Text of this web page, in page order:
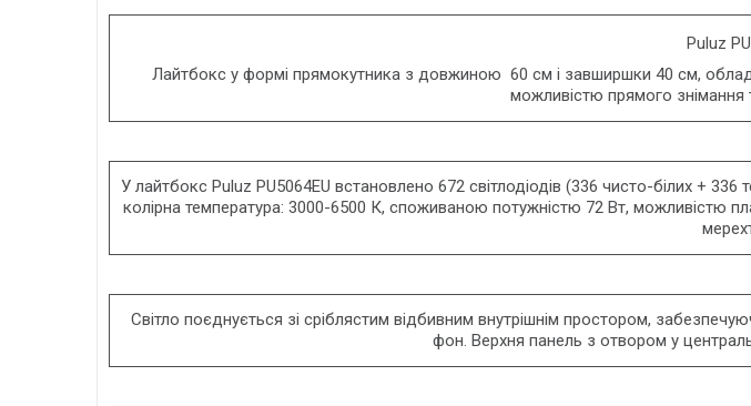
Puluz
Лайтбокс у формі прямокутника з довжиною 60 см і завширшки 40 см,
можливістю прямого знімання
У лайтбокс Puluz PU5064EU встановлено 672 світлодіодів (336 чисто-білих +
колірна температура: 3000-6500 К, споживаною потужністю 72 Вт, можливістю
Світло поєднується зі сріблястим відбивним внутрішнім простором,
фон. Верхня панель з отвором у